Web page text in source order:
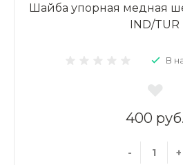
Шайба упорная медная
IND/TUR
В
400 руб.
- +